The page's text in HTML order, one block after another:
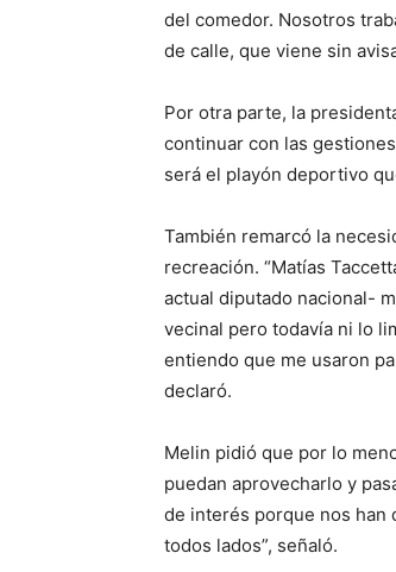
del comedor. Nosotros
de calle, que viene sin
Por otra parte, la
continuar con las
será el playón deportivo
También remarcó la
recreación. “Matías
actual diputado nacional-
vecinal pero todavía ni lo
entiendo que me usaron
declaró.
Melin pidió que por lo
puedan aprovecharlo y
de interés porque nos han
todos lados”, señaló.